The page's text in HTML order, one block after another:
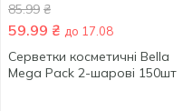
85.99 ₴
59.99 ₴ до 17.08
Серветки косметичні Bella
Mega Pack 2-шарові 150шт